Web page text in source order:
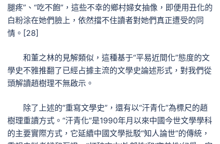
腿疼”、“吃不飽”，這些不幸的鄉村婦女抽像，即便用丑化的
白粉涂在她們臉上，依然擋不住讀者對她們真正遭受的同
情。[28]
和董之林的見解類似，這種基于“平易近間化”態度的文
學史不雅推翻了已經占據主流的文學史論述形式，對我們從
頭解讀趙樹理不無啟示。
除了上述的“重寫文學史”，還有以“汗青化”為標尺的趙
樹理重讀方式。“汗青化”是1990年月以來中國今世文學學科
的主要實際方式，它延續中國文學批駁“知人論世”的傳統，